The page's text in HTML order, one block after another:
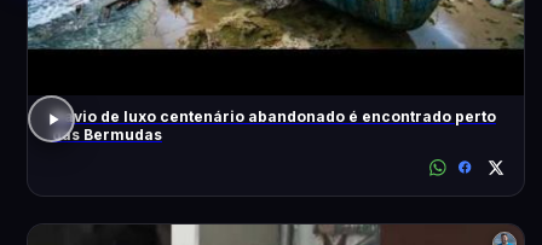
Navio de luxo centenário abandonado é encontrado perto
das Bermudas